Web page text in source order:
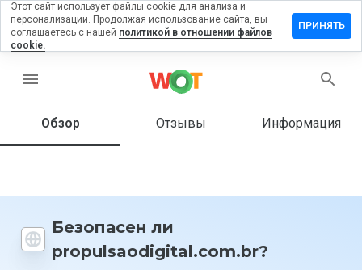
menu
Обзор Отзывы Информация
Безопасен ли
propulsaodigital.com.br?
отзыв на
вы
сайт от
Этот сайт использует файлы cookie для анализа и
персонализации. Продолжая использование сайта, вы
соглашаетесь с нашей политикой в отношении файлов
cookie.
ПРИНЯТЬ